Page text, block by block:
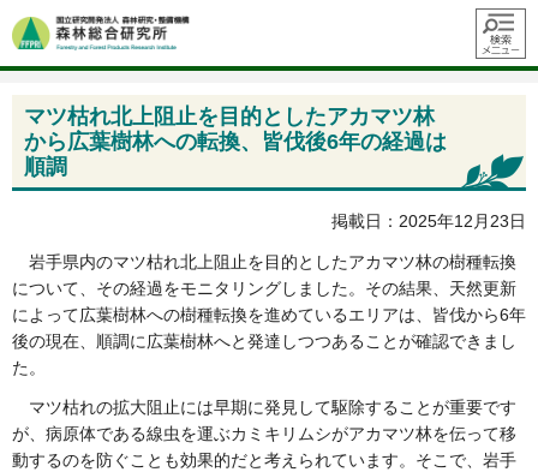
メニュ
ー
マツ枯れ北上阻止を目的としたアカマツ林
から広葉樹林への転換、皆伐後6年の経過は
順調
掲載日：2025年12月23日
岩手県内のマツ枯れ北上阻止を目的としたアカマツ林の樹種転換
について、その経過をモニタリングしました。その結果、天然更新
によって広葉樹林への樹種転換を進めているエリアは、皆伐から6年
後の現在、順調に広葉樹林へと発達しつつあることが確認できまし
た。
マツ枯れの拡大阻止には早期に発見して駆除することが重要です
が、病原体である線虫を運ぶカミキリムシがアカマツ林を伝って移
動するのを防ぐことも効果的だと考えられています。そこで、岩手